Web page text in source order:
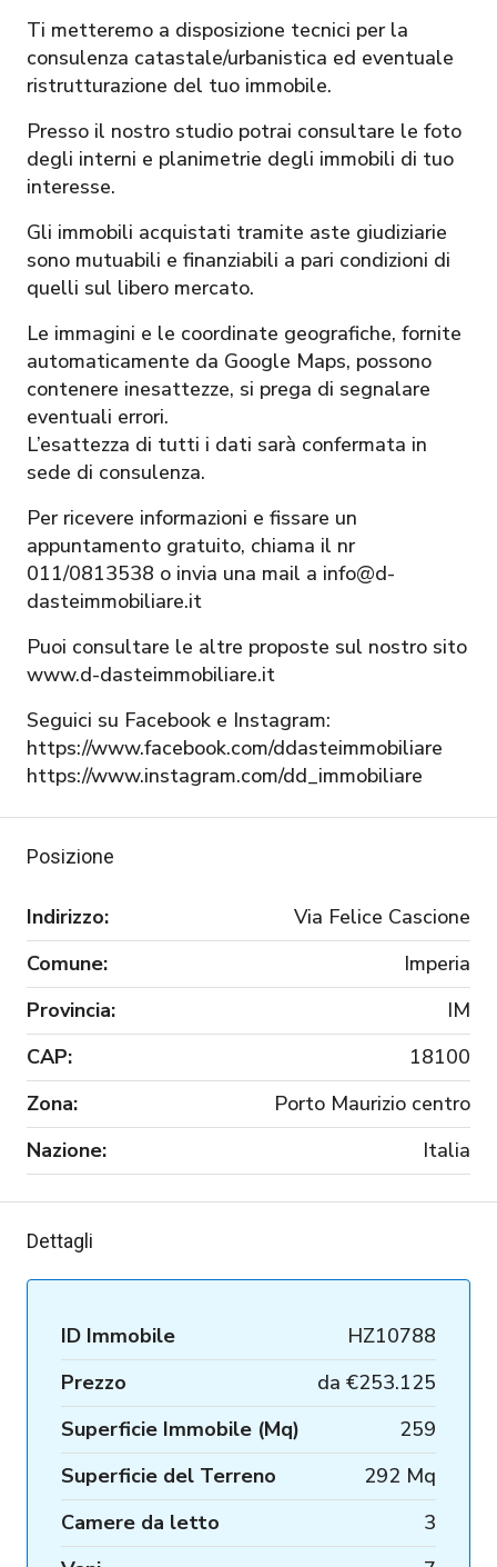
Ti metteremo a disposizione tecnici per la
consulenza catastale/urbanistica ed eventuale
ristrutturazione del tuo immobile.
Presso il nostro studio potrai consultare le foto
degli interni e planimetrie degli immobili di tuo
interesse.
Gli immobili acquistati tramite aste giudiziarie
sono mutuabili e finanziabili a pari condizioni di
quelli sul libero mercato.
Le immagini e le coordinate geografiche, fornite
automaticamente da Google Maps, possono
contenere inesattezze, si prega di segnalare
eventuali errori.
L’esattezza di tutti i dati sarà confermata in
sede di consulenza.
Per ricevere informazioni e fissare un
appuntamento gratuito, chiama il nr
011/0813538 o invia una mail a info@d-
dasteimmobiliare.it
Puoi consultare le altre proposte sul nostro sito
www.d-dasteimmobiliare.it
Seguici su Facebook e Instagram:
https://www.facebook.com/ddasteimmobiliare
https://www.instagram.com/dd_immobiliare
Posizione
Indirizzo:
Via Felice Cascione
Comune:
Imperia
Provincia:
IM
CAP:
18100
Zona:
Porto Maurizio centro
Nazione:
Italia
Dettagli
ID Immobile
HZ10788
Prezzo
da €253.125
Superficie Immobile (Mq)
259
Superficie del Terreno
292 Mq
Camere da letto
3